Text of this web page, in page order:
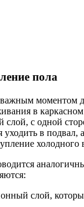
пола
важным моментом
в
слой, с одной
в подвал,
холодного
слой,